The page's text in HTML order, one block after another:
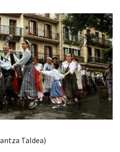
Taldea)